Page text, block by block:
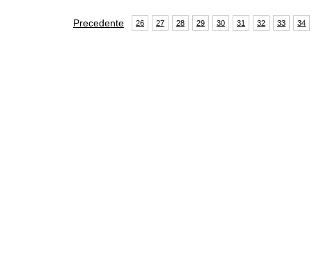
Precedente 26 27 28 29 30 31 32 33 34